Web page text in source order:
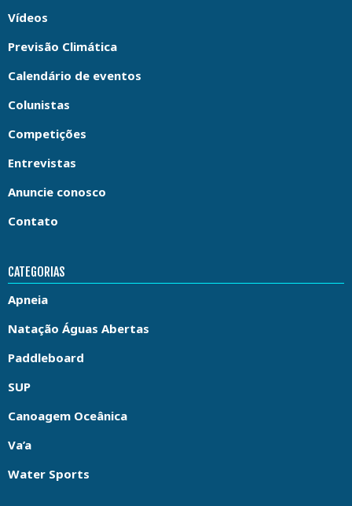
Vídeos
Previsão Climática
Calendário de eventos
Colunistas
Competições
Entrevistas
Anuncie conosco
Contato
CATEGORIAS
Apneia
Natação Águas Abertas
Paddleboard
SUP
Canoagem Oceânica
Va’a
Water Sports